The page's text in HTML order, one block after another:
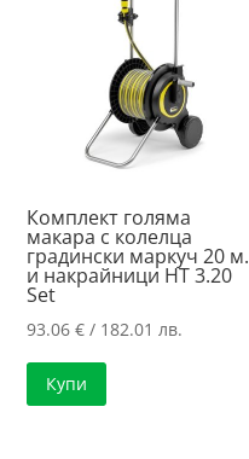
Комплект голяма
макара с колелца
градински маркуч 20 м.
и накрайници HT 3.20
Set
93.06€ / 182.01 лв.
Купи